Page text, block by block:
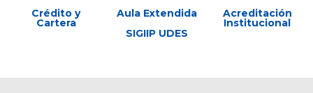
Crédito y
Cartera
Aula Extendida
SIGIIP UDES
Acreditación
Institucional